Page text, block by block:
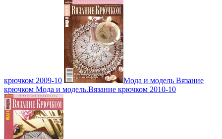
крючком 2009-10
Мода и модель Вязание
крючком Мода и модель.Вязание крючком 2010-10